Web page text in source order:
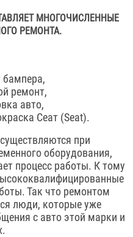
МНОГОЧИСЛЕННЫЕ
РЕМОНТА.
бампера,
ремонт,
авто,
Сеат (Seat).
при
оборудования,
процесс работы. К тому
Так что ремонтом
люди, которые уже
с авто этой марки и